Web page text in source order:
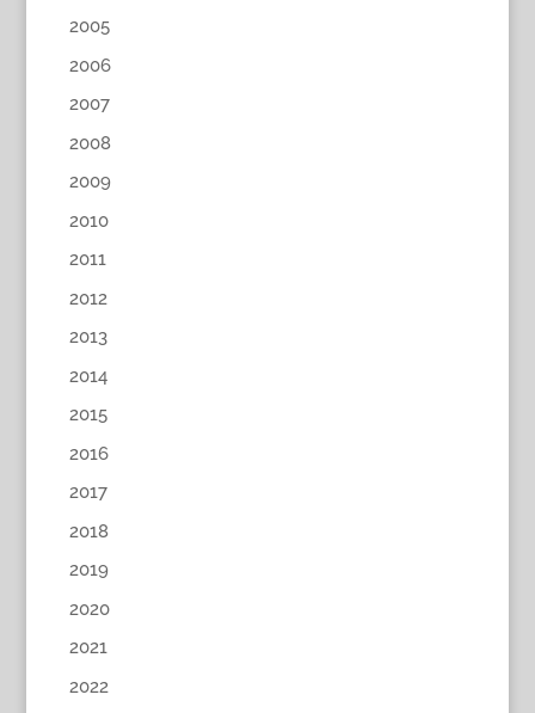
2005
2006
2007
2008
2009
2010
2011
2012
2013
2014
2015
2016
2017
2018
2019
2020
2021
2022